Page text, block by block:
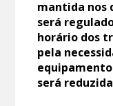
mantida nos
será
horário dos
pela
será